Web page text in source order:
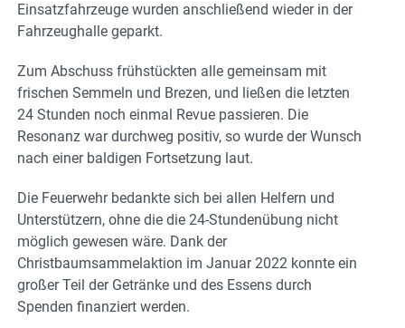
Einsatzfahrzeuge wurden anschließend wieder in der
Fahrzeughalle geparkt.
Zum Abschuss frühstückten alle gemeinsam mit
frischen Semmeln und Brezen, und ließen die letzten
24 Stunden noch einmal Revue passieren. Die
Resonanz war durchweg positiv, so wurde der Wunsch
nach einer baldigen Fortsetzung laut.
Die Feuerwehr bedankte sich bei allen Helfern und
Unterstützern, ohne die die 24-Stundenübung nicht
möglich gewesen wäre. Dank der
Christbaumsammelaktion im Januar 2022 konnte ein
großer Teil der Getränke und des Essens durch
Spenden finanziert werden.